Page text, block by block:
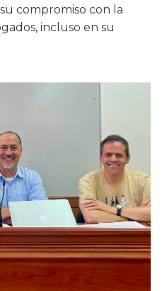
compromiso con la
incluso en su